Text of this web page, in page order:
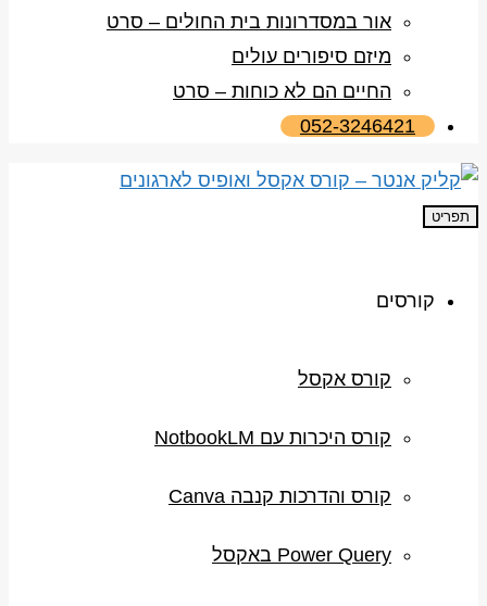
אור במסדרונות בית החולים – סרט
מיזם סיפורים עולים
החיים הם לא כוחות – סרט
052-3246421
תפריט
קורסים
קורס אקסל
קורס היכרות עם NotbookLM
קורס והדרכות קנבה Canva
Power Query באקסל